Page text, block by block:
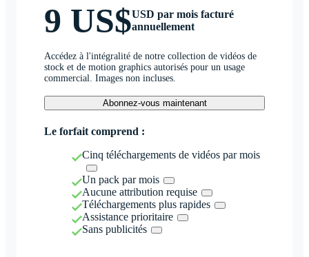
9 US$USD par mois facturé
annuellement
Accédez à l'intégralité de notre collection de vidéos de
stock et de motion graphics autorisés pour un usage
commercial. Images non incluses.
Abonnez-vous maintenant
Le forfait comprend :
Cinq téléchargements de vidéos par mois
Un pack par mois
Aucune attribution requise
Téléchargements plus rapides
Assistance prioritaire
Sans publicités